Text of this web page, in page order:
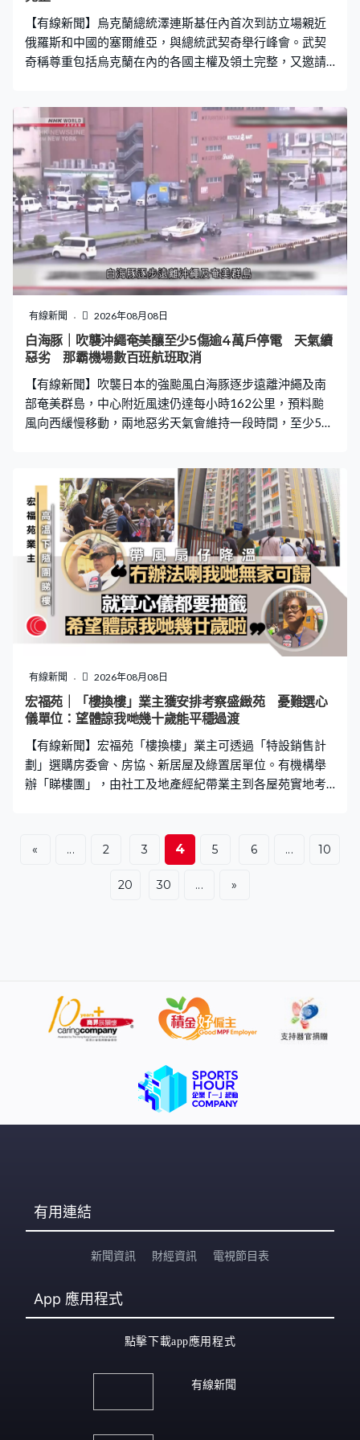
【有線新聞】烏克蘭總統澤連斯基任內首次到訪立場親近
俄羅斯和中國的塞爾維亞，與總統武契奇舉行峰會。武契
奇稱尊重包括烏克蘭在內的各國主權及領土完整，又邀請
契奇高規格接待。儀仗隊先後奏起雙方國歌，又一同檢閱
儀仗隊並與雙方官員問候寒暄，再一同步入貝爾格萊德的
政府大樓、多瑙河畔的塞爾維亞大廈，雙方會晤後一同出
席合作備忘錄簽字儀式。 塞爾維亞總統武契奇：「最重要
是我作為總統和塞爾維亞支持《聯合國憲章》及其決議
案，即各成員國領土完整，包括烏克蘭的領土完整。我們
亦很感謝烏克蘭支持塞爾維亞的領土完整。」 有烏克蘭輿
論認為塞爾維亞一直是俄羅斯在東南歐的政治據點，但雙
方目前在經濟和戰略利益上已難以完全契合，申請加入歐
盟多年未竟全功的塞爾維亞，近年亦不時游走於親歐與親
俄陣營之間。烏克蘭正好把握機會拉攏塞爾維亞，令對方
疏遠俄羅斯，但武契奇亦在早前表達模稜兩可的保留態
度，包括仍不會加入對俄制裁，又在上月中訪烏時提出增
指控塞爾維亞軍火商經第三方向烏克蘭提供彈藥。 澤
有線新聞 2026年08月08日
白海豚｜吹襲沖繩奄美釀至少5傷逾4萬戶停電 天氣續
惡劣 那霸機場數百班航班取消
【有線新聞】吹襲日本的強颱風白海豚逐步遠離沖繩及南
部奄美群島，中心附近風速仍達每小時162公里，預料颱
風向西緩慢移動，兩地惡劣天氣會維持一段時間，至少5人
斷翻起大浪。沖繩本島西面陣風最高風速一度高達每小時
約132公里，連接宮古島與伊良部島的伊良部大橋關閉，
禁止車輛通行。名護有私家車被強風吹至翻側，車頭玻璃
碎裂，車身漏油，風暴期間多人受傷，其中一個80歲男子
被強風吹倒，頭部受傷。 不少商店及百貨公司繼續暫停營
業，門外擺放沙包提防水浸，數萬戶仍停電。那霸機場早
上11時起重開，仍有數百班航班取消，逾5.4萬名旅客受影
響。日本航空考慮晚上6時後恢復營運並加開航班，沖繩四
間巴士公司則繼續停駛。 雖然沖繩和奄美已慢慢脫離暴風
圈，仍受白海豚外圍環流影響，加上移動速度緩慢，氣象
廳警告會長時間影響沖繩等地，預測部分地區仍有大雨，
沖繩、奄美及九州南部未來24小時降雨量達120毫米，或
出現10米高巨浪。
有線新聞 2026年08月08日
宏福苑｜「樓換樓」業主獲安排考察盛緻苑 憂難選心
儀單位：望體諒我哋幾十歲能平穩過渡
【有線新聞】宏福苑「樓換樓」業主可透過「特設銷售計
劃」選購房委會、房協、新居屋及綠置居單位。有機構舉
辦「睇樓團」，由社工及地產經紀帶業主到各屋苑實地考
紀向他們講解屋苑佈局及周邊配套設施，業主紛紛用手機
拍下現場環境。宏福苑業主陳先生：「看着它興建，它的
建築模式是一整排樓宇，沒有風景。就算很心儀也未必能
粉嶺項目預計第四季入伙，其他項目預計最快明年第三季
入伙。截至上月中，逾九成業主簽署接受收購建議信件，
餘下選擇「樓換樓」的業主須在月底前簽署，會於9月開始
« ... 2 3 4 5 6 ... 10
20 30 ... »
有用連結
新聞資訊 財經資訊 電視節目表
App 應用程式
點擊下載app應用程式
有線新聞